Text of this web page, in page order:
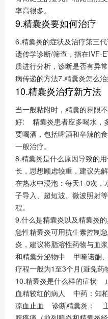
率高很多。
9.精囊炎要如何治疗
6.精囊炎的症状及治疗第三
遗传学诊断/筛查，指在IVF-
质进行分析，诊断是否有异
病传递的方法7.精囊炎怎么治
10.精囊炎治疗新方法
当一般粘附时，精囊的界限
好: 精囊炎患者应多喝水，
要喝酒，包括啤酒和辛辣
一般治疗。
8.精囊炎是什么原因导致的
长，思想顾虑较重，建议先
在热水中浸泡：每天1-0次
子导入、超短波、微波照射
程。
9.什么是精囊炎以及精囊炎
急性精囊炎可用抗生素控制
炎，建议将脂溶性药物与血
和精囊分泌物中 甲喹诺酮
疗程一般为1至3个月(避免药
10.精囊炎是什么样的症状
血精较红的病人 中药：知
凉血止血 诊断精囊炎： 主